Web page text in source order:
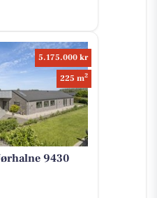
5.175.000 kr
225 m2
9430